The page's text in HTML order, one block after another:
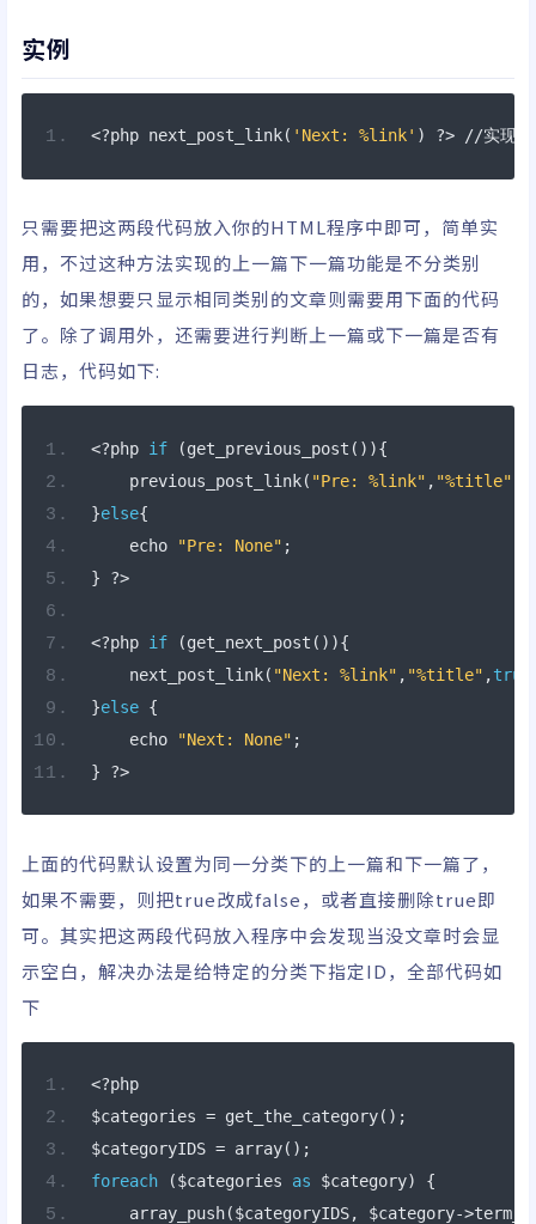
实例
<?php next_post_link( 'Next: %link' ) ?> //实现下
只需要把这两段代码放入你的HTML程序中即可，简单实
用，不过这种方法实现的上一篇下一篇功能是不分类别
的，如果想要只显示相同类别的文章则需要用下面的代码
了。除了调用外，还需要进行判断上一篇或下一篇是否有
日志，代码如下:
<?php if (get_previous_post ()){
    previous_post_link
( "Pre: %link" , "%title"
}else{
    echo
"Pre: None" ;
}
?>
<?php if (get_next_post ()){
    next_post_link
( "Next: %link" , "%title" ,true
}else {
    echo
"Next: None" ;
}
?>
上面的代码默认设置为同一分类下的上一篇和下一篇了，
如果不需要，则把true改成false，或者直接删除true即
可。其实把这两段代码放入程序中会发现当没文章时会显
示空白，解决办法是给特定的分类下指定ID，全部代码如
下
<?php
$categories = get_the_category();
$categoryIDS = array();
foreach
($categories as $category)
{
    array_push
($categoryIDS, $category->